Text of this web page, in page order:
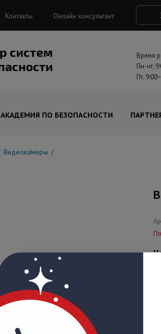
Контакты Онлайн консультант
Время
Пн-чт,
Пт,
АКАДЕМИЯ ПО БЕЗОПАСНОСТИ
Видеокамеры